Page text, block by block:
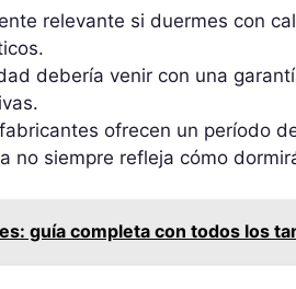
relevante si duermes con
debería venir con una
ofrecen un período
no siempre refleja cómo
guía completa con todos los